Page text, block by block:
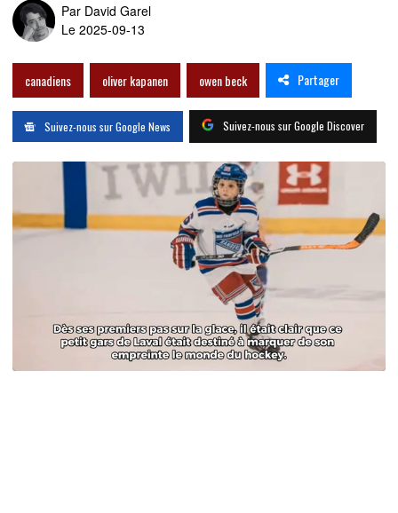
Par David Garel
Le 2025-09-13
canadiens oliver kapanen owen beck Partager
Suivez-nous sur Google News Suivez-nous sur Google Discover